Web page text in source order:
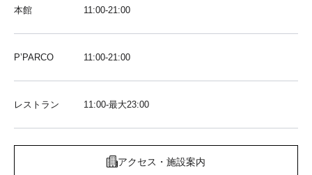
本館 11:00-21:00
P’PARCO 11:00-21:00
レストラン 11:00-最大23:00
アクセス・施設案内